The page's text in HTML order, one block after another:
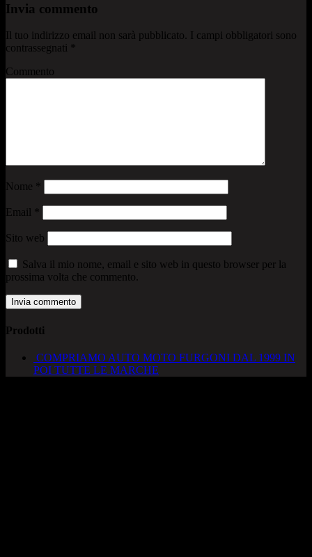
Invia commento
Il tuo indirizzo email non sarà pubblicato.
I campi obbligatori sono
contrassegnati
Commento
Nome
Email
Sito web
Salva il mio nome, email e sito web in questo browser per la
prossima volta che commento.
Prodotti
COMPRIAMO AUTO MOTO FURGONI DAL 1999 IN
POI TUTTE LE MARCHE